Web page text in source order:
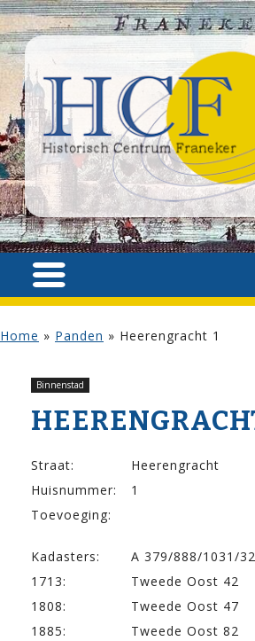
Home » Panden » Heerengracht 1
Binnenstad
Straat:
Heerengracht
Huisnummer:
1
Toevoeging:
Kadasters:
A 379/888/1031/
1713:
Tweede Oost 42
1808:
Tweede Oost 47
1885:
Tweede Oost 82